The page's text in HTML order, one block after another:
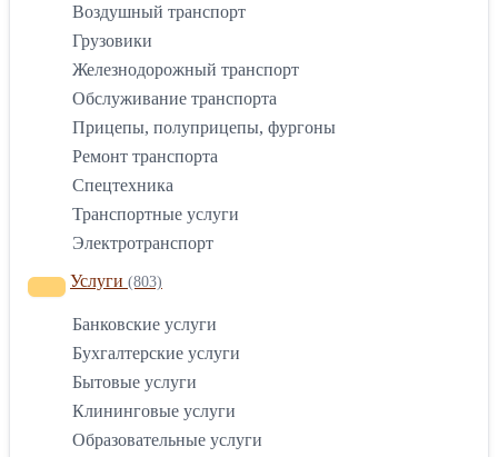
Воздушный транспорт
Грузовики
Железнодорожный транспорт
Обслуживание транспорта
Прицепы, полуприцепы, фургоны
Ремонт транспорта
Спецтехника
Транспортные услуги
Электротранспорт
Услуги (803)
Банковские услуги
Бухгалтерские услуги
Бытовые услуги
Клининговые услуги
Образовательные услуги